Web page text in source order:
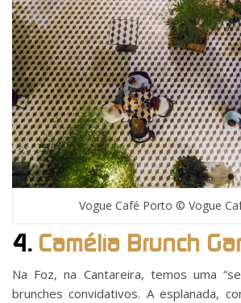
Vogue Café Porto © Vogue
4. Camélia Brunch
Na Foz, na Cantareira, temos uma
brunches convidativos. A esplanada,